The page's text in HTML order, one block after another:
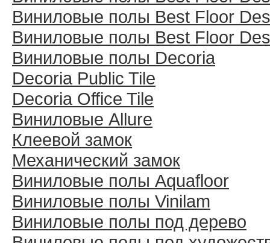
Виниловые полы Best Floor
Виниловые полы Best Floor
Виниловые полы Decoria
Decoria Public Tile
Decoria Office Tile
Виниловые Allure
Клеевой замок
Механический замок
Виниловые полы Aquafloor
Виниловые полы Vinilam
Виниловые полы под дерево